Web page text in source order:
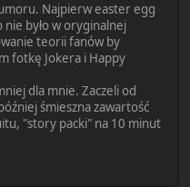
Najpierw easter egg
było w oryginalnej
teorii fanów by
fotkę Jokera i Happy
dla mnie. Zaczeli od
śmieszna zawartość
"story packi" na 10 minut